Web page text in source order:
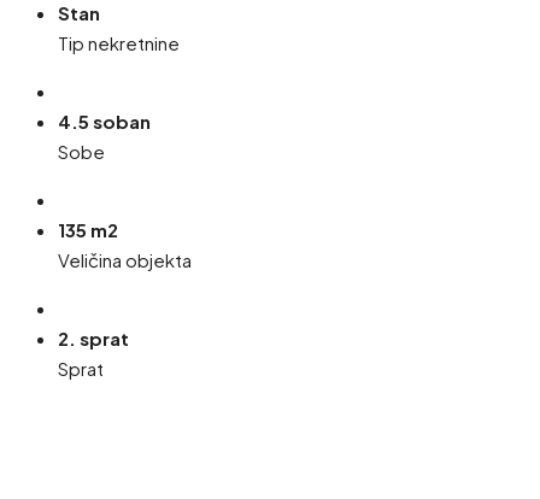
Stan
Tip nekretnine
4.5 soban
Sobe
135 m2
Veličina objekta
2. sprat
Sprat